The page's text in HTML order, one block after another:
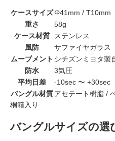
ケースサイズΦ41mm / T10mm
重さ
58g
ケース材質
ステンレス
風防
サファイヤガラス
ムーブメント シチズンミヨタ製
防水
3気圧
平均日差
-10sec 〜 +30sec
バングル材質 アセテート樹脂 /
桐箱入り
バングルサイズの選